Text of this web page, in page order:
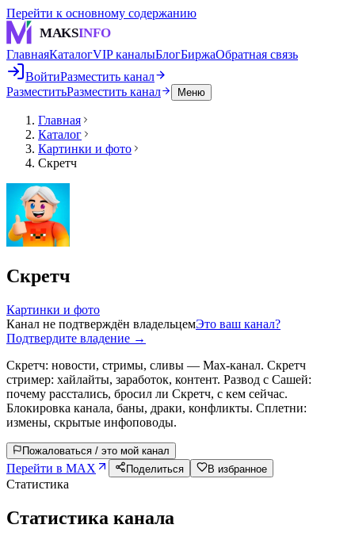
Перейти к основному содержанию
MAKSINFO
ГлавнаяКаталогVIP каналыБлогБиржаОбратная связь
ВойтиРазместить канал
РазместитьРазместить канал Меню
Главная
Каталог
Картинки и фото
Скретч
Скретч
Картинки и фото
Канал не подтверждён владельцемЭто ваш канал?
Подтвердите владение →
Скретч: новости, стримы, сливы — Max-канал. Скретч
стример: хайлайты, заработок, контент. Развод с Сашей:
почему расстались, бросил ли Скретч, с кем сейчас.
Блокировка канала, баны, драки, конфликты. Сплетни:
измены, скрытые инфоповоды.
Пожаловаться / это мой канал
Перейти в MAX Поделиться В избранное
Статистика
Статистика канала